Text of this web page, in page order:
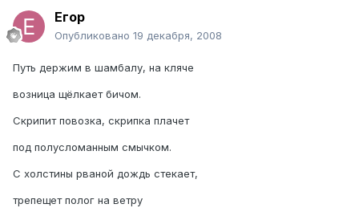
Егор
Опубликовано 19 декабря, 2008
Путь держим в шамбалу, на кляче
возница щёлкает бичом.
Скрипит повозка, скрипка плачет
под полусломанным смычком.
С холстины рваной дождь стекает,
трепещет полог на ветру